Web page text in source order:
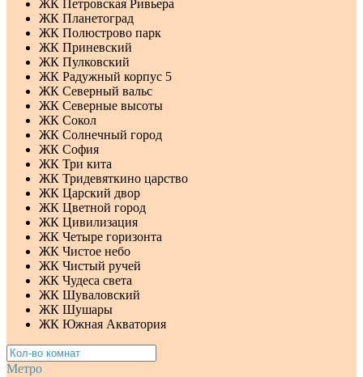
ЖК Петровская Ривьера
ЖК Планетоград
ЖК Полюстрово парк
ЖК Приневский
ЖК Пулковский
ЖК Радужный корпус 5
ЖК Северный вальс
ЖК Северные высоты
ЖК Сокол
ЖК Солнечный город
ЖК София
ЖК Три кита
ЖК Тридевяткино царство
ЖК Царский двор
ЖК Цветной город
ЖК Цивилизация
ЖК Четыре горизонта
ЖК Чистое небо
ЖК Чистый ручей
ЖК Чудеса света
ЖК Шуваловский
ЖК Шушары
ЖК Южная Акватория
Метро